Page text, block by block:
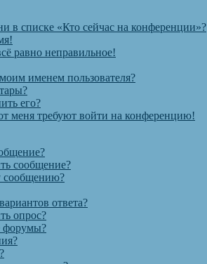
в списке «Кто сейчас на конференции»?
равно неправильное!
именем пользователя?
его?
меня требуют войти на конференцию!
сообщение?
сообщению?
ответа?
опрос?
форумы?